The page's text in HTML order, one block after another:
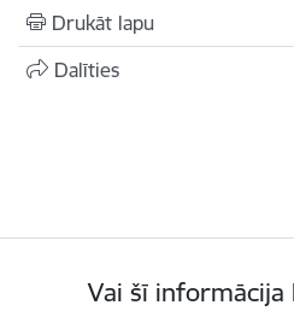
Drukāt lapu
Dalīties
Vai šī informācija